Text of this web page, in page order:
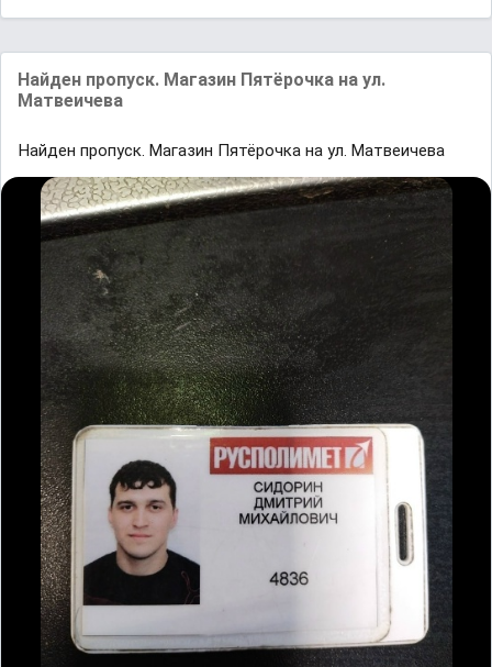
Найден пропуск. Магазин Пятёрочка на ул.
Матвеичева
Найден пропуск. Магазин Пятёрочка на ул. Матвеичева